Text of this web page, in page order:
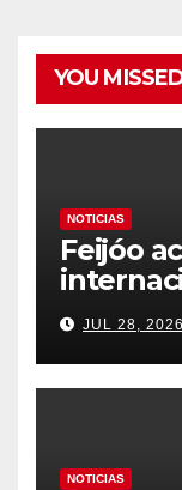
YOU
NOTICIAS
Feijóo
JUL 28, 2026
NOTICIAS